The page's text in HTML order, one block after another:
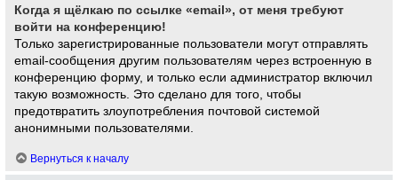
Когда я щёлкаю по ссылке «email», от меня требуют
войти на конференцию!
Только зарегистрированные пользователи могут отправлять
email-сообщения другим пользователям через встроенную в
конференцию форму, и только если администратор включил
такую возможность. Это сделано для того, чтобы
предотвратить злоупотребления почтовой системой
анонимными пользователями.
Вернуться к началу